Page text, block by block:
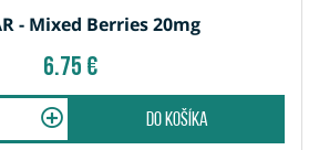
- Mixed Berries 20mg
6.75 €
do košíka